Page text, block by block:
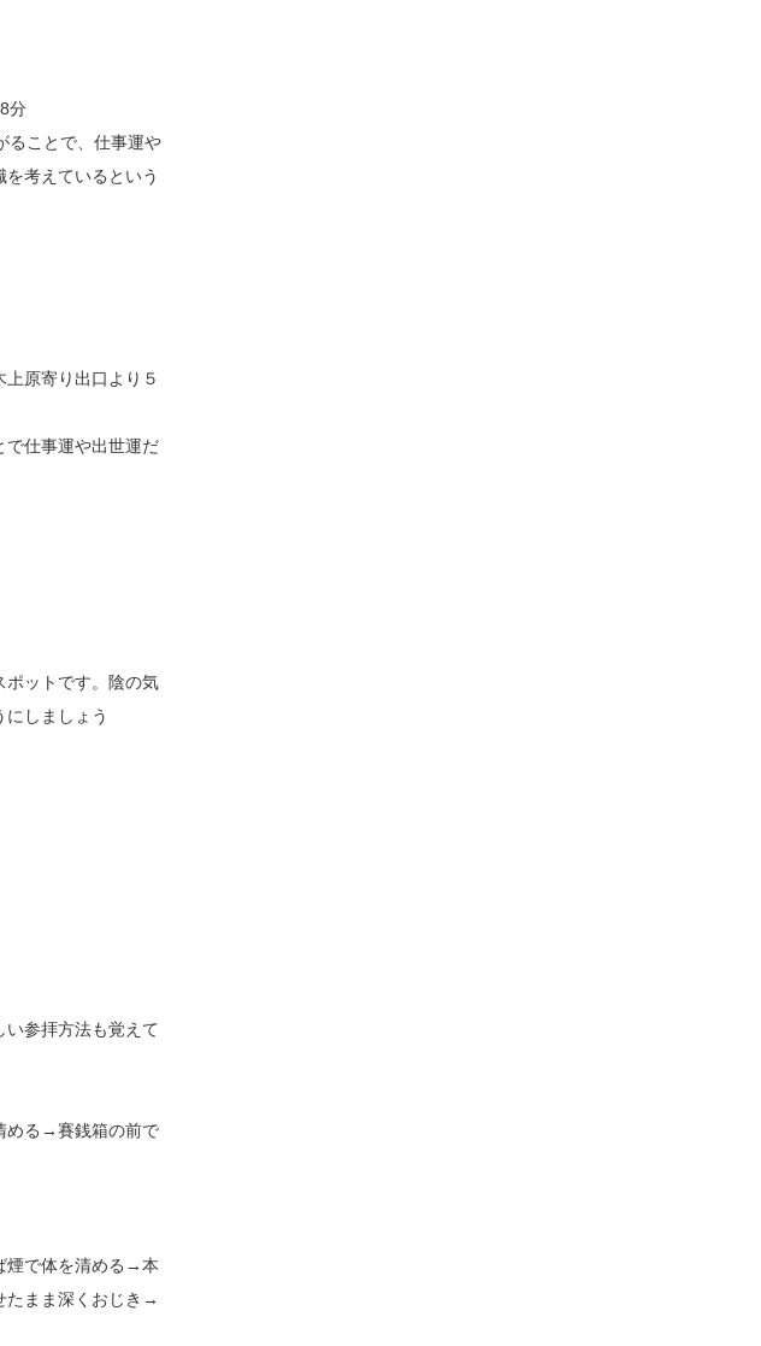
分
ることで、仕事運や
考えているという
原寄り出口より５
で仕事運や出世運だ
ポットです。陰の気
しましょう
参拝方法も覚えて
める→賽銭箱の前で
煙で体を清める→本
たまま深くおじき→